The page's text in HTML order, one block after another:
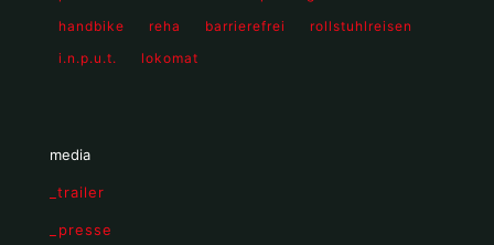
handbike
reha barrierefrei
rollstuhlreisen
i.n.p.u.t.
lokomat
media
_trailer
_presse